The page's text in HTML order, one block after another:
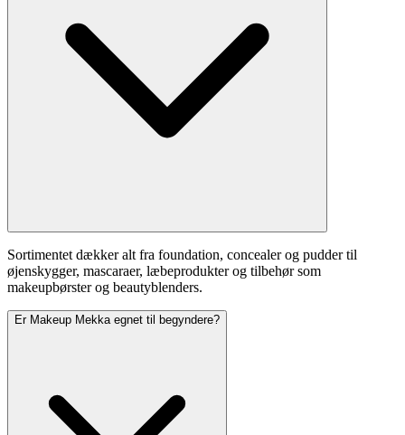
Sortimentet dækker alt fra foundation, concealer og pudder til
øjenskygger, mascaraer, læbeprodukter og tilbehør som
makeupbørster og beautyblenders.
Er Makeup Mekka egnet til begyndere?